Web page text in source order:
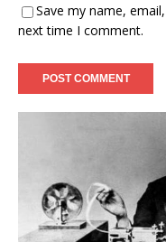
Save my name,
next time I comment.
Kebutuhan
Kulkas juga disebut